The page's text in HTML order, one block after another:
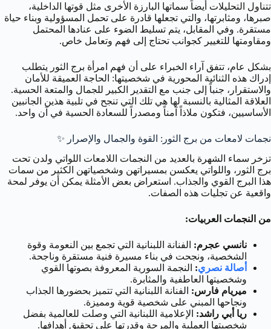
تتناول التحليلات أيضاً سماتها البارزة الأخرى مثل قوتها الداخلية،
صبرها، ومثابرتها، والتي تجعلها قادرة على تحمل المسؤولية وبناء حياة
مستقرة. وفي المقابل، يتم تسليط الضوء على عنادها المحتمل
ومقاومتها للتغيير كجوانب تحتاج إلى فهم وتعامل خاص.
بشكل عام، تتفق آراء الخبراء على أن فهم امرأة برج الثور يتطلب
إدراك هذه الثنائية المحورية في شخصيتها: الحاجة العميقة للأمان
والاستقرار، جنباً إلى جنب مع التقدير الكبير للجمال والمتعة الحسية.
العلاقة المثالية بالنسبة لها هي تلك التي تنجح في تلبية هذين الجانبين
الأساسيين، فتكون ملاذاً آمناً ومصدراً للسعادة الحسية في آن واحد.
نجمات لامعات من برج الثور: القوة والجمال والإصرار ✨
تزخر سماء الشهرة بالعديد من النجمات اللامعات اللواتي ولدن تحت
برج الثور، واللواتي يعكسن بمسيراتهن وشخصياتهن الكثير من سمات
هذا البرج القوي والجذاب. استعراض بعض الأمثلة يمكن أن يوفر لمحة
واقعية عن تجليات هذه الصفات.
من النجمات العربيات:
نانسي عجرم: الفنانة اللبنانية التي تجمع بين النعومة وقوة
الشخصية، ونجحت في بناء مسيرة فنية مستقرة وناجحة.
أصالة نصري: النجمة السورية المعروفة بصوتها القوي
وشخصيتها العاطفية والمثابرة.
ميريام فارس: الفنانة اللبنانية التي تتميز بحضورها الجذاب
ونجاحها المبني على شخصية قوية ومميزة.
ريا أبي راشد: الإعلامية اللبنانية التي وصلت للعالمية بفضل
شخصيتها العملية والمرحة وقدرتها على تحقيق أهدافها.